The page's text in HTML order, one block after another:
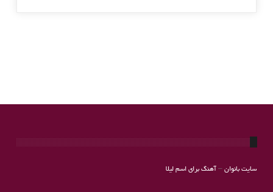
سایت بانوان– آهنگ برای اسم لیلا